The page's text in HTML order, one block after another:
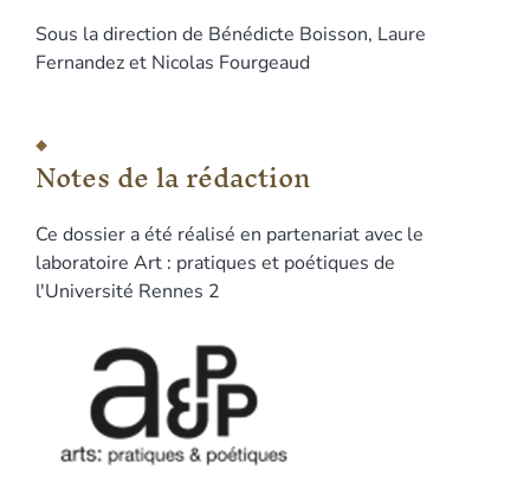
Sous la direction de Bénédicte Boisson, Laure
Fernandezet Nicolas Fourgeaud
Notes de la rédaction
Ce dossier a été réalisé en partenariat avec le
laboratoire Art : pratiques et poétiques de
l'Université Rennes 2